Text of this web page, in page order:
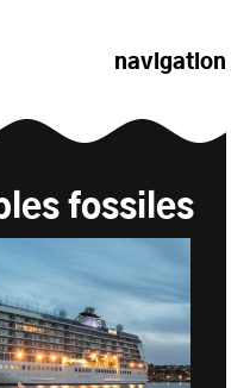
navigation
fossiles